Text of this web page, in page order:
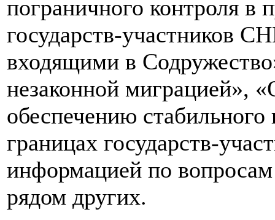
пограничного контроля в
государств-участников
входящими в
незаконной миграцией»,
обеспечению
границах государств-
информацией по
рядом других.